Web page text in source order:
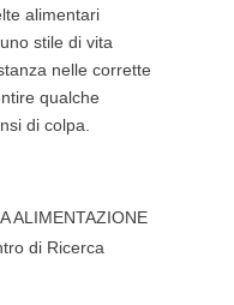
alimentari
stile di vita
nelle corrette
qualche
di colpa.
ALIMENTAZIONE
di Ricerca